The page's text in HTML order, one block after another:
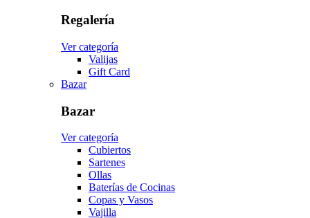
Regalería
Ver categoría
Valijas
Gift Card
Bazar
Bazar
Ver categoría
Cubiertos
Sartenes
Ollas
Baterías de Cocinas
Copas y Vasos
Vajilla